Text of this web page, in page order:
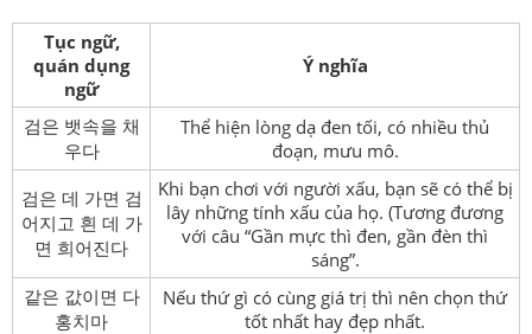
Tục ngữ,
quán dụng
ngữ
Ý nghĩa
검은 뱃속을 채
우다
Thể hiện lòng dạ đen tối, có nhiều thủ
đoạn, mưu mô.
검은 데 가면 검
어지고 흰 데 가
면 희어진다
Khi bạn chơi với người xấu, bạn sẽ có thể bị
lây những tính xấu của họ. (Tương đương
với câu “Gần mực thì đen, gần đèn thì
sáng”.
같은 값이면 다
홍치마
Nếu thứ gì có cùng giá trị thì nên chọn thứ
tốt nhất hay đẹp nhất.